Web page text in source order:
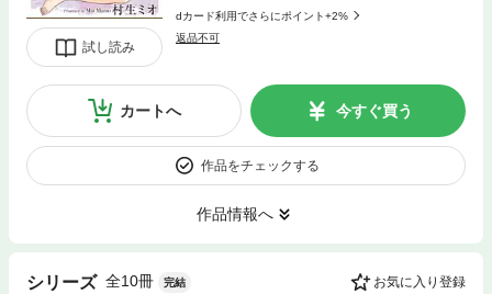
試し読み
dカード利用でさらにポイント+2%
返品不可
カートへ 今すぐ買う
作品をチェックする
作品情報へ
シリーズ 全10冊 完結 お気に入り登録